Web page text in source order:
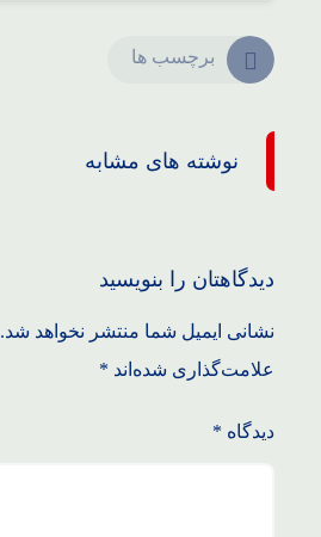
برچسب ها
نوشته های مشابه
دیدگاهتان را بنویسید
نشانی ایمیل شما منتشر نخواهد شد.
علامت‌گذاری شده‌اند *
دیدگاه *